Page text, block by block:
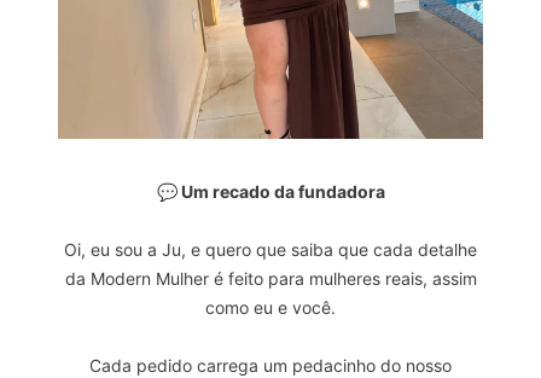
💬 Um recado da fundadora
Oi, eu sou a Ju, e quero que saiba que cada detalhe
da Modern Mulher é feito para mulheres reais, assim
como eu e você.
Cada pedido carrega um pedacinho do nosso